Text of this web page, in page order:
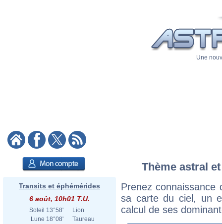
Une
Transits et éphémérides
6 août, 10h01 T.U.
Soleil 13°58'
Lion
Lune 18°08'
Taureau
Thème astral
Prenez connaissance
sa carte du ciel, un
calcul de ses